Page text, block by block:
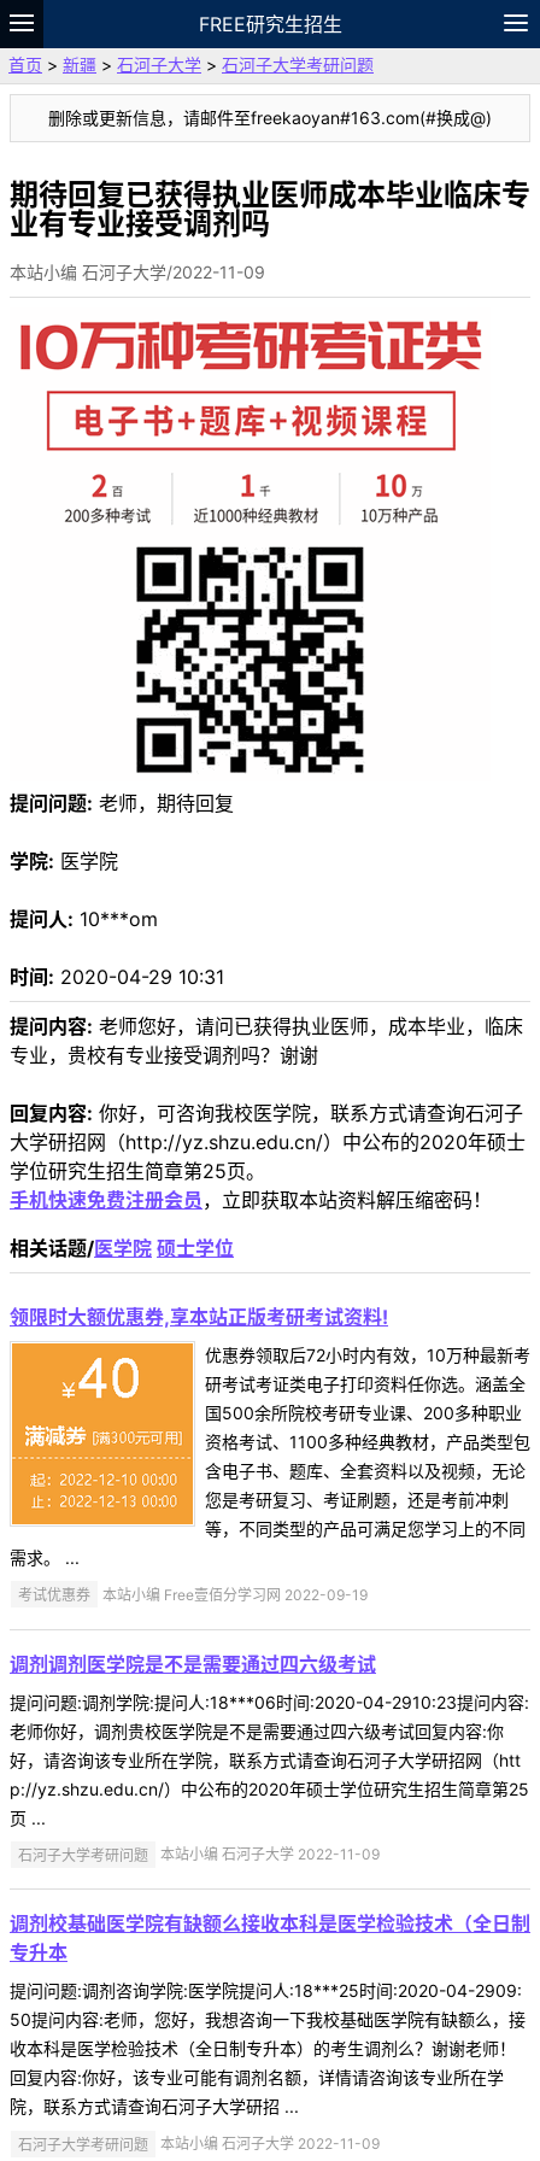
FREE研究生招生
题库
故事 专题 APP 笔记
VIP
资料
首页 > 新疆 > 石河子大学 > 石河子大学考研问题
删除或更新信息，请邮件至freekaoyan#163.com(#换成@)
期待回复已获得执业医师成本毕业临床专
业有专业接受调剂吗
本站小编 石河子大学/2022-11-09
提问问题: 老师，期待回复
学院: 医学院
提问人: 10***om
时间: 2020-04-29 10:31
提问内容: 老师您好，请问已获得执业医师，成本毕业，临床
专业，贵校有专业接受调剂吗？谢谢
回复内容: 你好，可咨询我校医学院，联系方式请查询石河子
大学研招网（http://yz.shzu.edu.cn/）中公布的2020年硕士
学位研究生招生简章第25页。
手机快速免费注册会员 ，立即获取本站资料解压缩密码！
相关话题/医学院 硕士学位
领限时大额优惠券,享本站正版考研考试资料!
优惠券领取后72小时内有效，10万种最新考
研考试考证类电子打印资料任你选。涵盖全
国500余所院校考研专业课、200多种职业
资格考试、1100多种经典教材，产品类型包
含电子书、题库、全套资料以及视频，无论
您是考研复习、考证刷题，还是考前冲刺
等，不同类型的产品可满足您学习上的不同
需求。 ...
考试优惠券 本站小编 Free壹佰分学习网 2022-09-19
调剂调剂医学院是不是需要通过四六级考试
提问问题:调剂学院:提问人:18***06时间:2020-04-2910:23提问内容:
老师你好，调剂贵校医学院是不是需要通过四六级考试回复内容:你
好，请咨询该专业所在学院，联系方式请查询石河子大学研招网（htt
p://yz.shzu.edu.cn/）中公布的2020年硕士学位研究生招生简章第25
页 ...
石河子大学考研问题 本站小编 石河子大学 2022-11-09
调剂校基础医学院有缺额么接收本科是医学检验技术（全日制
专升本
提问问题:调剂咨询学院:医学院提问人:18***25时间:2020-04-2909:
50提问内容:老师，您好，我想咨询一下我校基础医学院有缺额么，接
收本科是医学检验技术（全日制专升本）的考生调剂么？谢谢老师！
回复内容:你好，该专业可能有调剂名额，详情请咨询该专业所在学
院，联系方式请查询石河子大学研招 ...
石河子大学考研问题 本站小编 石河子大学 2022-11-09